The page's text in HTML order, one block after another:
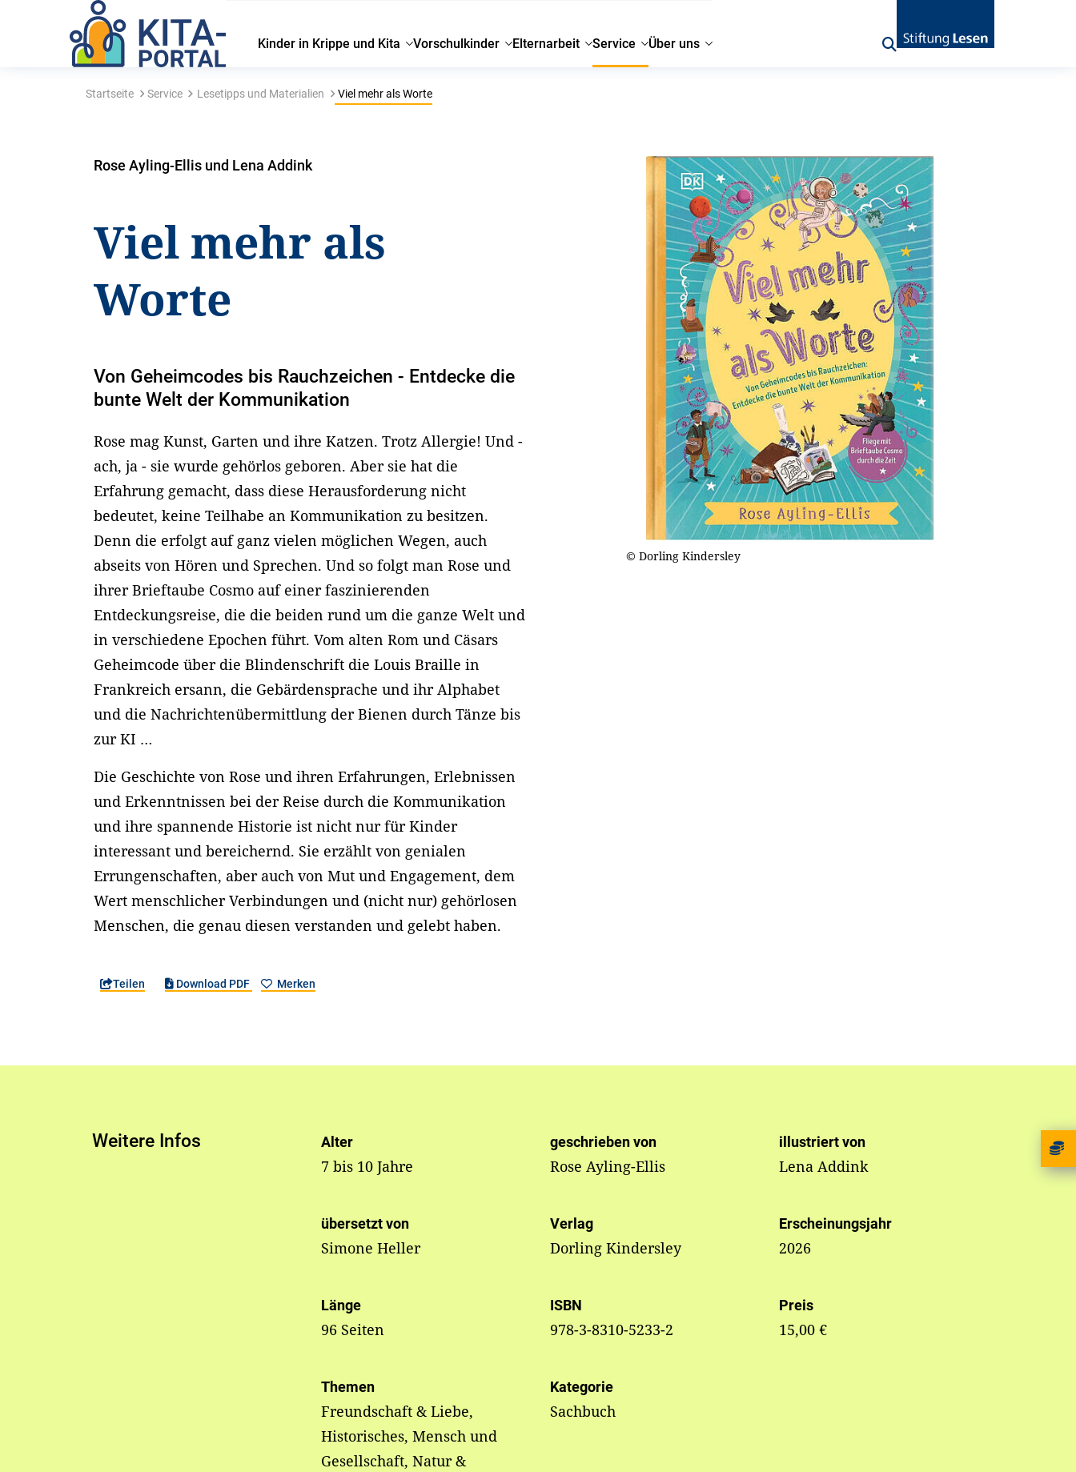
Kinder in Krippe und Kita Vorschulkinder Elternarbeit Service Über uns
Startseite Service Lesetipps und Materialien Viel mehr als Worte
Rose Ayling-Ellis und Lena Addink
Viel mehr als
Worte
Von Geheimcodes bis Rauchzeichen - Entdecke die
bunte Welt der Kommunikation
Rose mag Kunst, Garten und ihre Katzen. Trotz Allergie! Und -
ach, ja - sie wurde gehörlos geboren. Aber sie hat die
Erfahrung gemacht, dass diese Herausforderung nicht
bedeutet, keine Teilhabe an Kommunikation zu besitzen.
Denn die erfolgt auf ganz vielen möglichen Wegen, auch
abseits von Hören und Sprechen. Und so folgt man Rose und
ihrer Brieftaube Cosmo auf einer faszinierenden
Entdeckungsreise, die die beiden rund um die ganze Welt und
in verschiedene Epochen führt. Vom alten Rom und Cäsars
Geheimcode über die Blindenschrift die Louis Braille in
Frankreich ersann, die Gebärdensprache und ihr Alphabet
und die Nachrichtenübermittlung der Bienen durch Tänze bis
zur KI …
Die Geschichte von Rose und ihren Erfahrungen, Erlebnissen
und Erkenntnissen bei der Reise durch die Kommunikation
und ihre spannende Historie ist nicht nur für Kinder
interessant und bereichernd. Sie erzählt von genialen
Errungenschaften, aber auch von Mut und Engagement, dem
Wert menschlicher Verbindungen und (nicht nur) gehörlosen
Menschen, die genau diesen verstanden und gelebt haben.
Teilen Download PDF Merken
© Dorling Kindersley
Weitere Infos Alter
7 bis 10 Jahre
geschrieben von
Rose Ayling-Ellis
illustriert von
Lena Addink
übersetzt von
Simone Heller
Verlag
Dorling Kindersley
Erscheinungsjahr
2026
Länge
96 Seiten
ISBN
978-3-8310-5233-2
Preis
15,00 €
Themen
Freundschaft & Liebe,
Historisches, Mensch und
Gesellschaft, Natur &
Kategorie
Sachbuch